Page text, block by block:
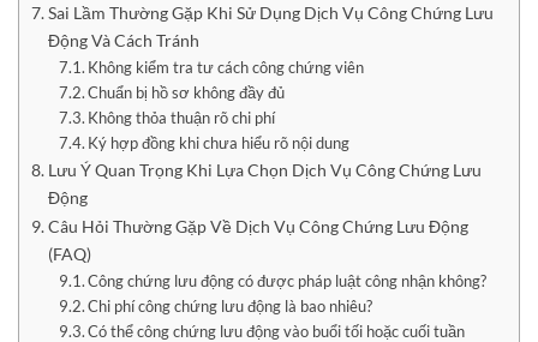
Sai Lầm Thường Gặp Khi Sử Dụng Dịch Vụ Công Chứng Lưu
Động Và Cách Tránh
Không kiểm tra tư cách công chứng viên
Chuẩn bị hồ sơ không đầy đủ
Không thỏa thuận rõ chi phí
Ký hợp đồng khi chưa hiểu rõ nội dung
Lưu Ý Quan Trọng Khi Lựa Chọn Dịch Vụ Công Chứng Lưu
Động
Câu Hỏi Thường Gặp Về Dịch Vụ Công Chứng Lưu Động
(FAQ)
Công chứng lưu động có được pháp luật công nhận không?
Chi phí công chứng lưu động là bao nhiêu?
Có thể công chứng lưu động vào buổi tối hoặc cuối tuần